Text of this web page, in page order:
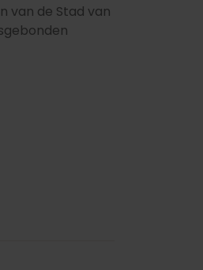
van de Stad van